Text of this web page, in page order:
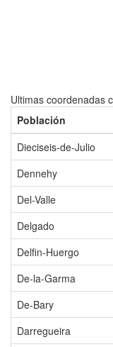
Ultimas coordenadas
Población
Dieciseis-de-Julio
Dennehy
Del-Valle
Delgado
Delfin-Huergo
De-la-Garma
De-Bary
Darregueira